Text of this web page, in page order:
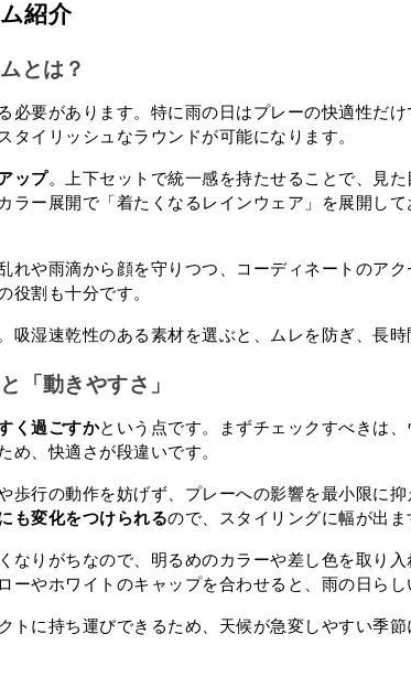
紹介
とは？
要があります。特に雨の日はプレーの快適性だ
タイリッシュなラウンドが可能になります。
ップ。上下セットで統一感を持たせることで、見
ラー展開で「着たくなるレインウェア」を展開し
れや雨滴から顔を守りつつ、コーディネートのア
役割も十分です。
吸湿速乾性のある素材を選ぶと、ムレを防ぎ、長時
「動きやすさ」
く過ごすかという点です。まずチェックすべきは
め、快適さが段違いです。
行の動作を妨げず、プレーへの影響を最小限に
も変化をつけられるので、スタイリングに幅が出ま
なりがちなので、明るめのカラーや差し色を取り
やホワイトのキャップを合わせると、雨の日らし
トに持ち運びできるため、天候が急変しやすい季